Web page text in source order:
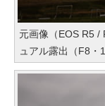
元画像（EOS R5 /
ュアル露出（F8・